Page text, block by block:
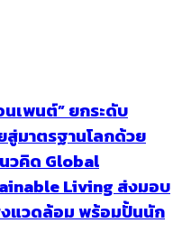
เพนต์” ยกระดับ
สู่มาตรฐานโลกด้วย
วคิด Global
Living ส่งมอบ
แวดล้อม พร้อมปั้นนัก